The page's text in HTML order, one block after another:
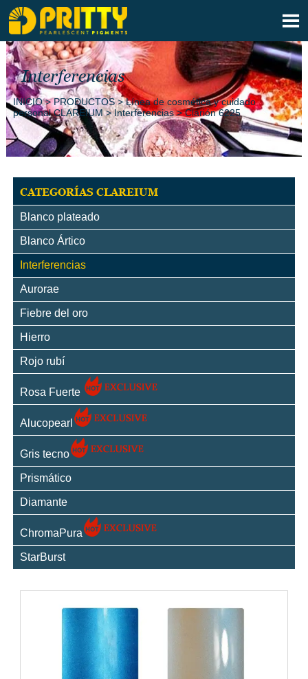

Interferencias
INICIO>PRODUCTOS>Línea de cosmética y cuidado
personal CLAREIUM>Interferencias>Clarión 6225
CATEGORÍAS CLAREIUM
Blanco plateado
Blanco Ártico
Interferencias
Aurorae
Fiebre del oro
Hierro
Rojo rubí
Rosa Fuerte
Alucopearl
Gris tecno
Prismático
Diamante
ChromaPura
StarBurst